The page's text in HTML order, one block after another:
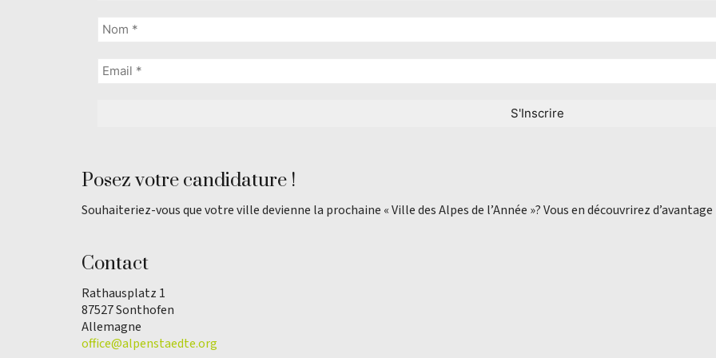
Posez votre candidature !
Souhaiteriez-vous que votre ville devienne la prochaine « Ville des Alpes de l’Année »? Vous en découvrirez d’avantage
Contact
Rathausplatz 1
87527 Sonthofen
Allemagne
office@alpenstaedte.org